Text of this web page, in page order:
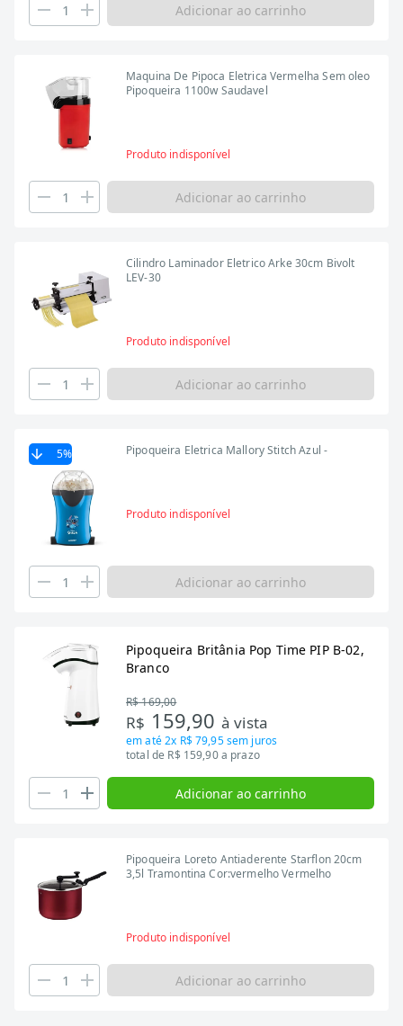
Adicionar ao carrinho
Maquina De Pipoca Eletrica Vermelha Sem oleo
Pipoqueira 1100w Saudavel
Produto indisponível
Adicionar ao carrinho
Cilindro Laminador Eletrico Arke 30cm Bivolt
LEV-30
Produto indisponível
Adicionar ao carrinho
5% Pipoqueira Eletrica Mallory Stitch Azul -
Produto indisponível
Adicionar ao carrinho
Pipoqueira Britânia Pop Time PIP B-02,
Branco
R$ 169,00
R$ 159,90 à vista
em até2x R$ 79,95sem juros
total de R$ 159,90 a prazo
Adicionar ao carrinho
Pipoqueira Loreto Antiaderente Starflon 20cm
3,5l Tramontina Cor:vermelho Vermelho
Produto indisponível
Adicionar ao carrinho